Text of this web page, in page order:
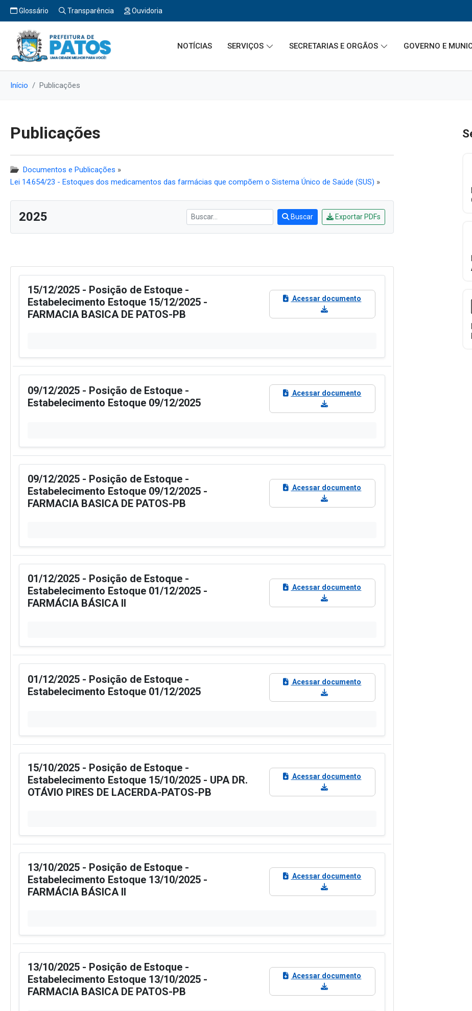
Glossário Transparência Ouvidoria
NOTÍCIAS SERVIÇOS SECRETARIAS E ORGÃOS GOVERNO E
Início Publicações
Publicações
Documentos e Publicações »
Lei 14.654/23 - Estoques dos medicamentos das farmácias que compõem o Sistema Único de Saúde (SUS) »
2025 Buscar Exportar PDFs
15/12/2025 - Posição de Estoque -
Estabelecimento Estoque 15/12/2025 -
FARMACIA BASICA DE PATOS-PB
Acessar documento
09/12/2025 - Posição de Estoque -
Estabelecimento Estoque 09/12/2025
Acessar documento
09/12/2025 - Posição de Estoque -
Estabelecimento Estoque 09/12/2025 -
FARMACIA BASICA DE PATOS-PB
Acessar documento
01/12/2025 - Posição de Estoque -
Estabelecimento Estoque 01/12/2025 -
FARMÁCIA BÁSICA II
Acessar documento
01/12/2025 - Posição de Estoque -
Estabelecimento Estoque 01/12/2025
Acessar documento
15/10/2025 - Posição de Estoque -
Estabelecimento Estoque 15/10/2025 - UPA DR.
OTÁVIO PIRES DE LACERDA-PATOS-PB
Acessar documento
13/10/2025 - Posição de Estoque -
Estabelecimento Estoque 13/10/2025 -
FARMÁCIA BÁSICA II
Acessar documento
13/10/2025 - Posição de Estoque -
Estabelecimento Estoque 13/10/2025 -
FARMACIA BASICA DE PATOS-PB
Acessar documento